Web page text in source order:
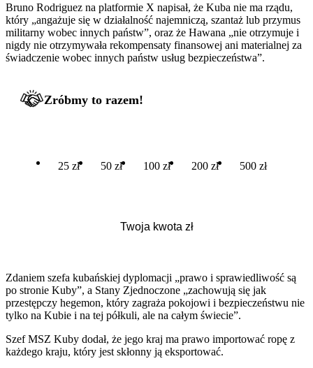
Bruno Rodriguez na platformie X napisał, że Kuba nie ma rządu,
który „angażuje się w działalność najemniczą, szantaż lub przymus
militarny wobec innych państw”, oraz że Hawana „nie otrzymuje i
nigdy nie otrzymywała rekompensaty finansowej ani materialnej za
świadczenie wobec innych państw usług bezpieczeństwa”.
Zróbmy to razem!
25 zł 50 zł 100 zł 200 zł 500 zł
Zdaniem szefa kubańskiej dyplomacji „prawo i sprawiedliwość są
po stronie Kuby”, a Stany Zjednoczone „zachowują się jak
przestępczy hegemon, który zagraża pokojowi i bezpieczeństwu nie
tylko na Kubie i na tej półkuli, ale na całym świecie”.
Szef MSZ Kuby dodał, że jego kraj ma prawo importować ropę z
każdego kraju, który jest skłonny ją eksportować.